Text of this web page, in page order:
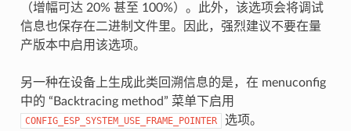
（增幅可达 20% 甚至 100%）。此外，该选项会将调试
信息也保存在二进制文件里。因此，强烈建议不要在量
产版本中启用该选项。
另一种在设备上生成此类回溯信息的是，在 menuconfig
中的 “Backtracing method” 菜单下启用
CONFIG_ESP_SYSTEM_USE_FRAME_POINTER 选项。